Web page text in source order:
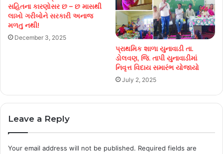
સહિતના કારણોસર છ – છ માસથી
લાખો ગરીબોને સરકારી અનાજ
મળતુ નથી!
December 3, 2025
પ્રાથમિક શાળા યુનાવાડી તા.
ડોલવણ, જિ. તાપી યુનાવાડીમાં
નિવૃત્ત વિદાય સમારંભ યોજાયો
July 2, 2025
Leave a Reply
Your email address will not be published. Required fields are